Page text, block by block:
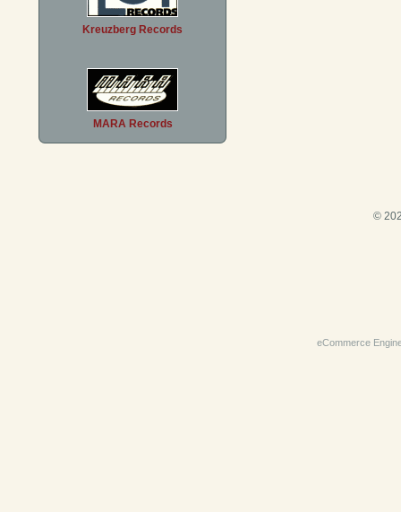
Kreuzberg Records
MARA Records
©
eCommerce